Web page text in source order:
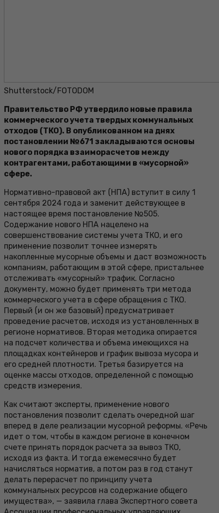
Shutterstock/FOTODOM
Правительство РФ утвердило новые правила
коммерческого учета твердых коммунальных
отходов (ТКО). В опубликованном на днях
постановлении №671 закладываются основы
нового порядка взаиморасчетов между
контрагентами, работающими в «мусорной»
сфере.
Нормативно-правовой акт (НПА) вступит в силу 1
сентября 2024 года и заменит действующее в
настоящее время постановление №505.
Содержание нового НПА нацелено на
совершенствование системы учета ТКО, и его
применение позволит точнее измерять
накопленные мусорные объемы и даст возможность
компаниям, работающим в этой сфере, пристальнее
отслеживать «мусорный» трафик. Согласно
документу, можно будет применять три метода
коммерческого учета в сфере обращения с ТКО.
Первый (и он же базовый) предусматривает
проведение расчетов, исходя из установленных в
регионе нормативов. Вторая методика опирается
на подсчет количества и объема имеющихся на
площадках контейнеров и график вывоза мусора и
его средней плотности. Третья базируется на
оценке массы отходов, определенной с помощью
средств измерения.
Как считают эксперты, применение нового
постановления позволит сделать очередной шаг
вперед в деле реализации мусорной реформы. «Речь
идет о том, чтобы в каждом регионе в конечном
счете принять порядок расчета за вывоз ТКО,
исходя из факта. И тогда ежемесячно будет
начисляться норматив, а потом раз в год станут
делать перерасчет по принципу учета
коммунальных ресурсов на содержание общего
имущества», — заявила глава Экспертного совета